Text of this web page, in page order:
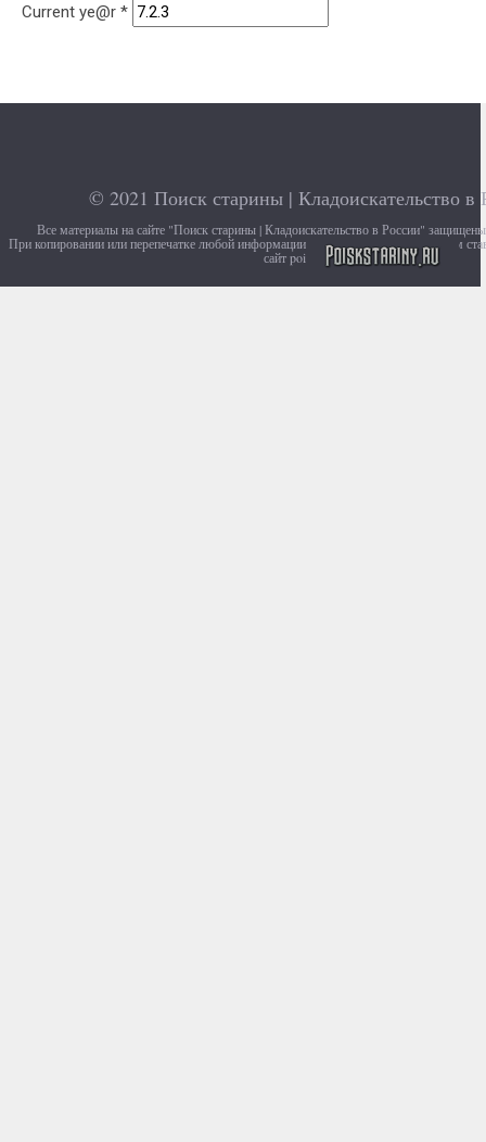
Current ye@r *
© 2021 Поиск старины | Кладоискательство в
Все материалы на сайте "Поиск старины | Кладоискательство в России"
При копировании или перепечатке любой информации с сайта, убедительно просим
сайт poiskstariny.ru